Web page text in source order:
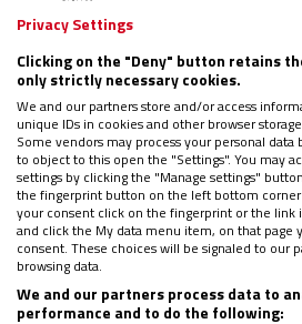
Privacy Settings
Clicking on the "Deny" button retains
only strictly necessary cookies.
We and our partners store and/or access
unique IDs in cookies and other browser
Some vendors may process your personal
to object to this open the "Settings". You may
settings by clicking the "Manage settings"
the fingerprint button on the left bottom
your consent click on the fingerprint or the
and click the My data menu item, on that page
consent. These choices will be signaled to our
browsing data.
We and our partners process data to
performance and to do the following: